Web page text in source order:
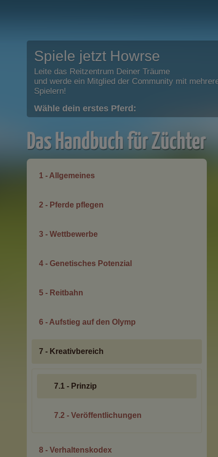
Spiele jetzt Howrse
Leite das Reitzentrum Deiner Träume
und werde ein Mitglied der Community mit
Spielern!
Wähle dein erstes Pferd:
Das Handbuch für Züchter
1 - Allgemeines
2 - Pferde pflegen
3 - Wettbewerbe
4 - Genetisches Potenzial
5 - Reitbahn
6 - Aufstieg auf den Olymp
7 - Kreativbereich
7.1 - Prinzip
7.2 - Veröffentlichungen
8 - Verhaltenskodex